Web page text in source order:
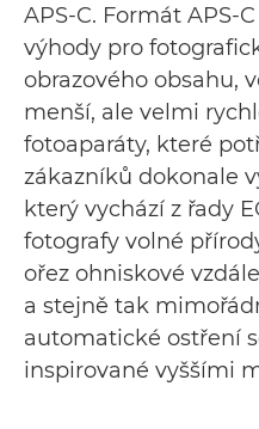
APS-C. Formát APS-
výhody pro
obrazového obsahu,
menší, ale velmi
fotoaparáty, které
zákazníků dokonale
který vychází z řady
fotografy volné
ořez ohniskové
a stejně tak
automatické ostření
inspirované vyššími